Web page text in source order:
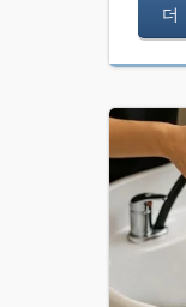
더